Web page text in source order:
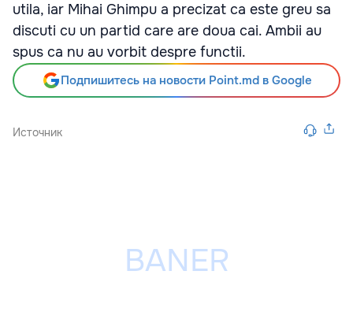
utila, iar Mihai Ghimpu a precizat ca este greu sa
discuti cu un partid care are doua cai. Ambii au
spus ca nu au vorbit despre functii.
Подпишитесь на новости Point.md в Google
Источник